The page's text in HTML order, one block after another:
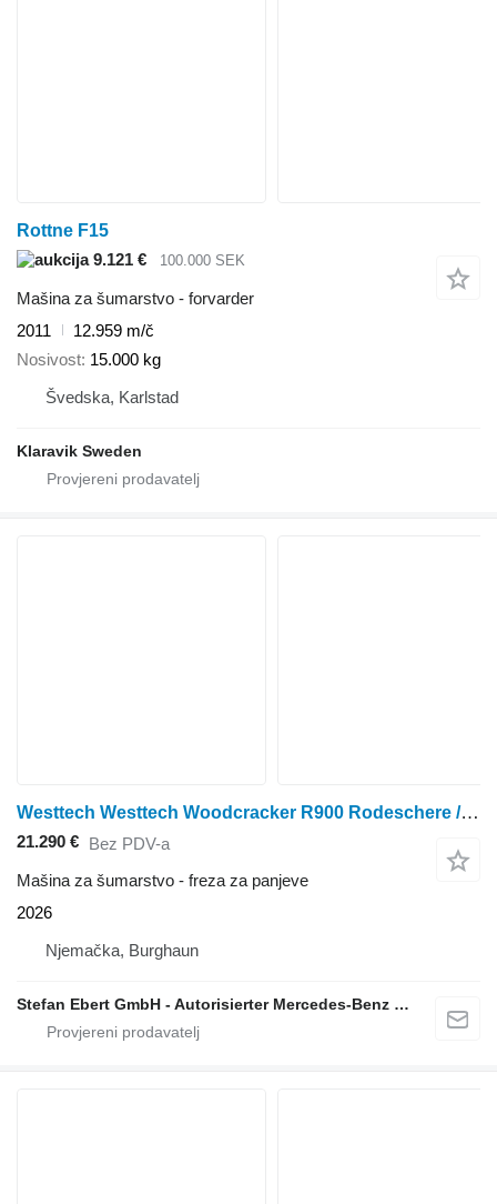
Rottne F15
9.121 €
100.000 SEK
Mašina za šumarstvo - forvarder
2011
12.959 m/č
Nosivost 15.000 kg
Švedska, Karlstad
Klaravik Sweden
Westtech Westtech Woodcracker R900 Rodeschere / DEMO / 2026
21.290 € Bez PDV-a
Mašina za šumarstvo - freza za panjeve
2026
Njemačka, Burghaun
Stefan Ebert GmbH - Autorisierter Mercedes-Benz Servicepartner